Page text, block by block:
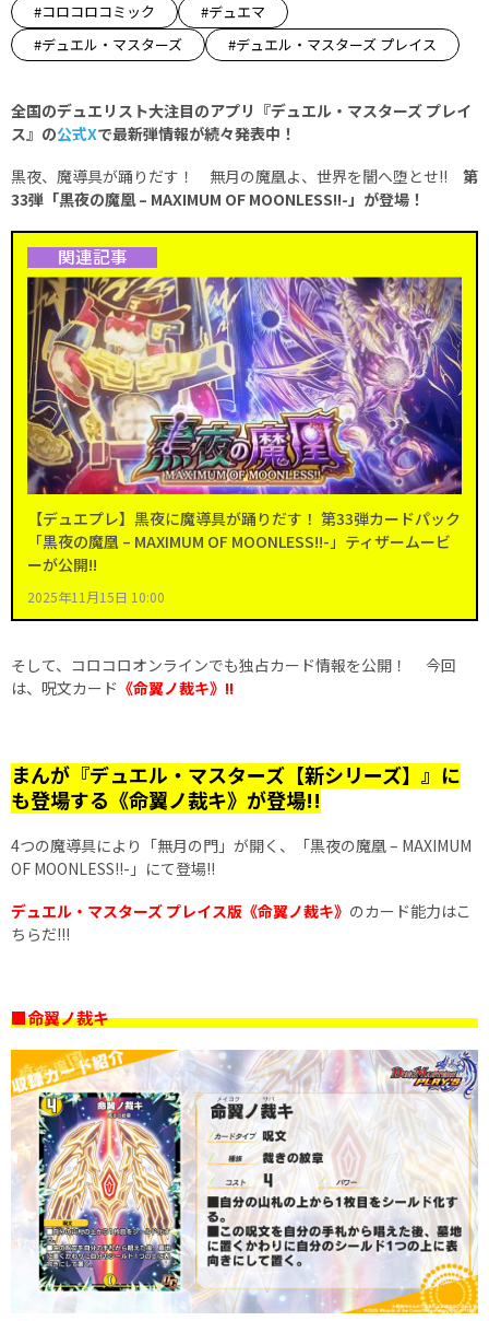
#コロコロコミック
#デュエマ
#デュエル・マスターズ
#デュエル・マスターズ プレイス
全国のデュエリスト大注目のアプリ『デュエル・マスターズ プレイ
ス』の公式Xで最新弾情報が続々発表中！
黒夜、魔導具が踊りだす！ 無月の魔凰よ、世界を闇へ堕とせ!! 第
33弾「黒夜の魔凰 – MAXIMUM OF MOONLESS!!-」が登場！
関連記事
【デュエプレ】黒夜に魔導具が踊りだす！ 第33弾カードパック
「黒夜の魔凰 – MAXIMUM OF MOONLESS!!-」ティザームービ
ーが公開!!
2025年11月15日 10:00
そして、コロコロオンラインでも独占カード情報を公開！ 今回
は、呪文カード 《命翼ノ裁キ》 !!
まんが『デュエル・マスターズ【新シリーズ】』に
も登場する《命翼ノ裁キ》が登場!!
4つの魔導具により「無月の門」が開く、「黒夜の魔凰 – MAXIMUM
OF MOONLESS!!-」にて登場!!
デュエル・マスターズ プレイス版《命翼ノ裁キ》 のカード能力はこ
ちらだ!!!
■命翼ノ裁キ